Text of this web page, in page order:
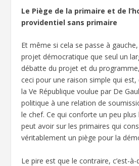
Le Piège de la primaire et de
providentiel sans primaire
Et même si cela se passe à
projet démocratique que seul un
débatte du projet et du
ceci pour une raison simple qui est,
la Ve République voulue par De
politique à une relation de
le chef. Ce qui conforte un peu plus
peut avoir sur les primaires qui
véritablement un piège pour la
Le pire est que le contraire, c’est-